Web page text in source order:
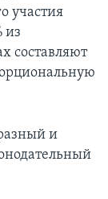
участия
из
составляют
и